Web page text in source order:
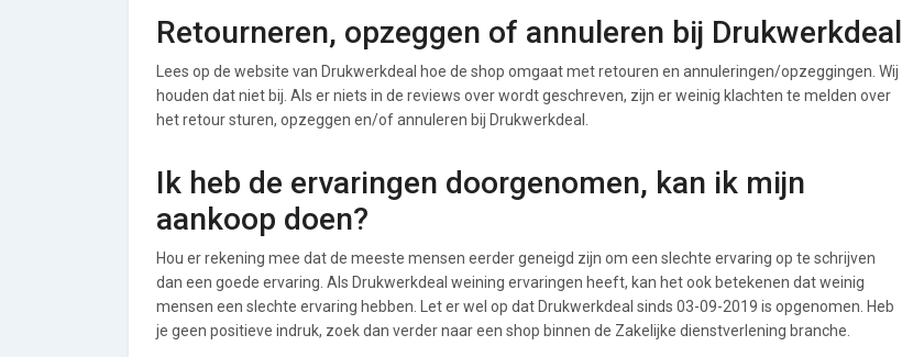
Retourneren, opzeggen of annuleren bij Drukwerkdeal
Lees op de website van Drukwerkdeal hoe de shop omgaat met retouren en annuleringen/opzeggingen. Wij
houden dat niet bij. Als er niets in de reviews over wordt geschreven, zijn er weinig klachten te melden over
het retour sturen, opzeggen en/of annuleren bij Drukwerkdeal.
Ik heb de ervaringen doorgenomen, kan ik mijn
aankoop doen?
Hou er rekening mee dat de meeste mensen eerder geneigd zijn om een slechte ervaring op te schrijven
dan een goede ervaring. Als Drukwerkdeal weining ervaringen heeft, kan het ook betekenen dat weinig
mensen een slechte ervaring hebben. Let er wel op dat Drukwerkdeal sinds 03-09-2019 is opgenomen. Heb
je geen positieve indruk, zoek dan verder naar een shop binnen de Zakelijke dienstverlening branche.